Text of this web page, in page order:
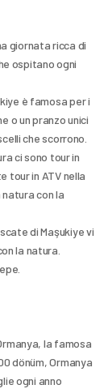
giornata ricca di
ospitano ogni
è famosa per i
o un pranzo unici
che scorrono.
ci sono tour in
tour in ATV nella
con la
di Maşukiye vi
la natura.
la famosa
dönüm, Ormanya
ogni anno